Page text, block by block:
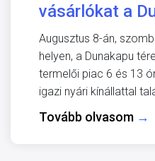
vásárlókat a
Augusztus 8-án,
helyen, a Dunakapu
termelői piac 6 és 13
igazi nyári kínállattal
Tovább olvasom →